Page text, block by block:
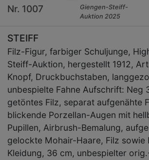
Nr. 1007
Giengen-Steiff-
Auktion 2025
STEIFF
Filz-Figur, farbiger Schuljunge,
Steiff-Auktion, hergestellt 1912,
Knopf, Druckbuchstaben,
unbespielte Fahne Aufschrift: Neg
getöntes Filz, separat aufgenähte
blickende Porzellan-Augen mit
Pupillen, Airbrush-Bemalung,
gelockte Mohair-Haare, Filz sowie
Kleidung, 36 cm, unbespielter